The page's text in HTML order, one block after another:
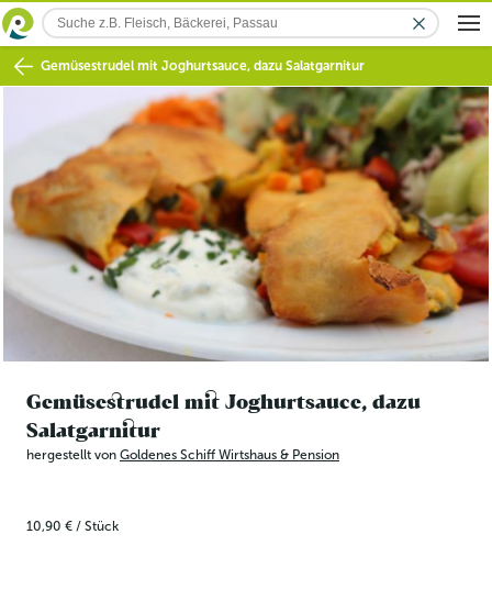
Gemüsestrudel mit Joghurtsauce, dazu Salatgarnitur
Gemüsestrudel mit Joghurtsauce, dazu
Salatgarnitur
hergestellt von Goldenes Schiff Wirtshaus & Pension
10,90 € / Stück